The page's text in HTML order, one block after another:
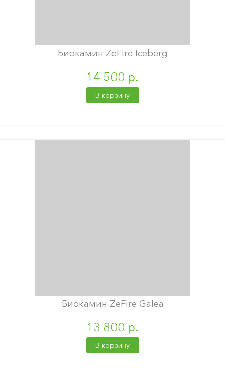
Биокамин ZeFire Iceberg
14 500 р.
В корзину
Биокамин ZeFire Galea
13 800 р.
В корзину